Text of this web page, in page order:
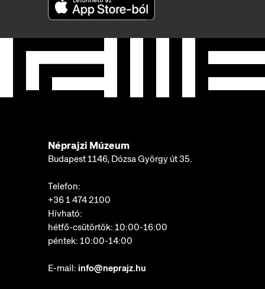
Néprajzi Múzeum
Budapest 1146, Dózsa György út 35.
Telefon:
+36 1 474 2100
Hívható:
hétfő-csütörtök: 10:00-16:00
péntek: 10:00-14:00
E-mail: info@neprajz.hu